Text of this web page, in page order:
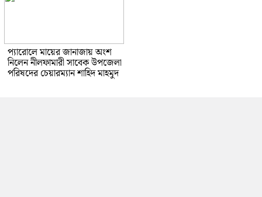
প্যারোলে মায়ের জানাজায় অংশ
নিলেন নীলফামারী সাবেক উপজেলা
পরিষদের চেয়ারম্যান শাহিদ মাহমুদ